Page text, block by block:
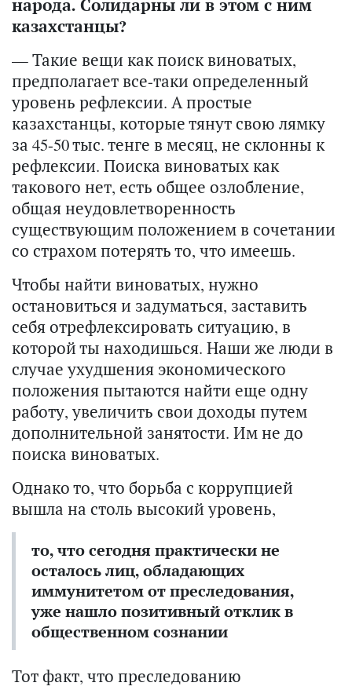
казахстанцы?
— Такие вещи как поиск виноватых,
предполагает все-таки определенный
уровень рефлексии. А простые
казахстанцы, которые тянут свою лямку
за 45-50 тыс. тенге в месяц, не склонны к
рефлексии. Поиска виноватых как
такового нет, есть общее озлобление,
общая неудовлетворенность
существующим положением в сочетании
со страхом потерять то, что имеешь.
Чтобы найти виноватых, нужно
остановиться и задуматься, заставить
себя отрефлексировать ситуацию, в
которой ты находишься. Наши же люди в
случае ухудшения экономического
положения пытаются найти еще одну
работу, увеличить свои доходы путем
дополнительной занятости. Им не до
поиска виноватых.
Однако то, что борьба с коррупцией
вышла на столь высокий уровень,
то, что сегодня практически не
осталось лиц, обладающих
иммунитетом от преследования,
уже нашло позитивный отклик в
общественном сознании
Тот факт, что преследованию